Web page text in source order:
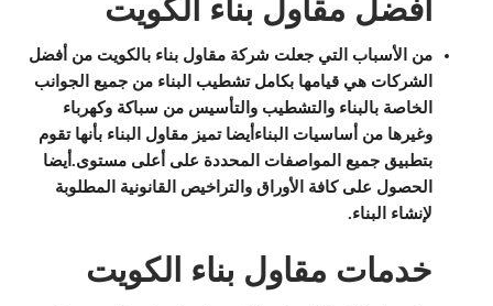
أفضل مقاول بناء الكويت
من الأسباب التي جعلت شركة مقاول بناء بالكويت من أفضل
الشركات هي قيامها بكامل تشطيب البناء من جميع الجوانب
الخاصة بالبناء والتشطيب والتأسيس من سباكة وكهرباء
وغيرها من أساسيات البناءأيضا تميز مقاول البناء بأنها تقوم
بتطبيق جميع المواصفات المحددة على أعلى مستوى.أيضا
الحصول على كافة الأوراق والتراخيص القانونية المطلوبة
لإنشاء البناء.
خدمات مقاول بناء الكويت